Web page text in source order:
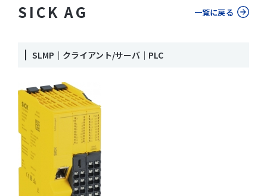
SICK AG 一覧に戻る
SLMP｜クライアント/サーバ｜PLC